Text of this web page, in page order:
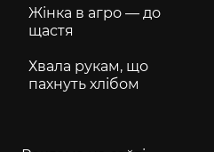
Жінка в агро — до
щастя
Хвала рукам, що
пахнуть хлібом